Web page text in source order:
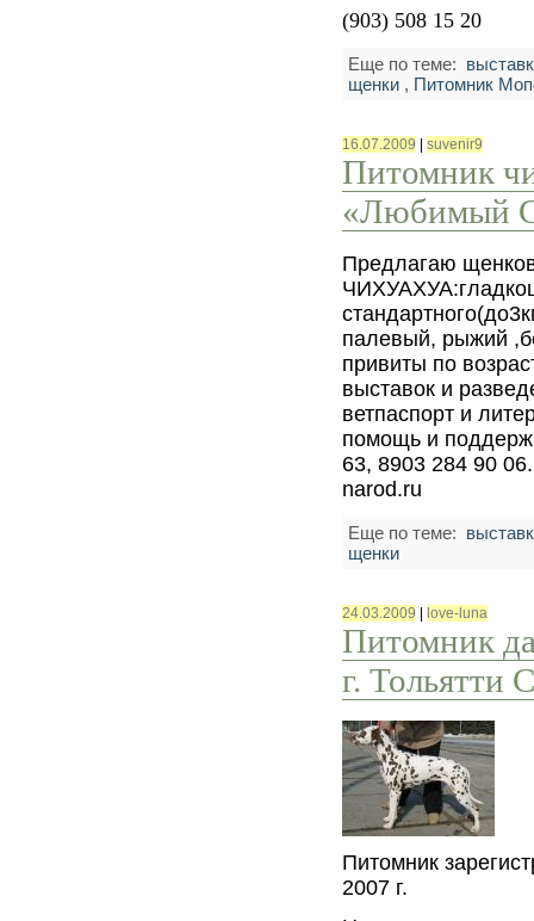
(903) 508 15 20
Еще по теме:
щенки , Питомник
16.07.2009 |suvenir9
Питомник
«Любимый
Предлагаю
палевый, рыжий
привиты по
выставок и
ветпаспорт и
помощь и
63, 8903 284 90
narod.ru
Еще по теме:
щенки
24.03.2009 love-luna
Питомник
г. Тольятти
Питомник
2007 г.